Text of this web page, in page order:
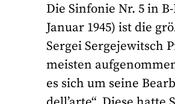
Die Sinfonie Nr. 5 in
Januar 1945) ist die
Sergei Sergejewitsch
meisten
es sich um seine